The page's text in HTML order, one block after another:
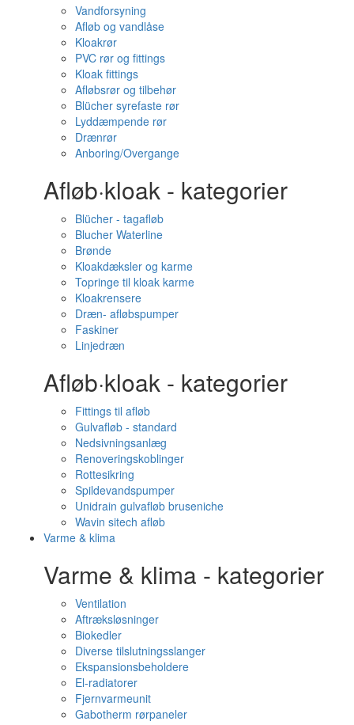
Vandforsyning
Afløb og vandlåse
Kloakrør
PVC rør og fittings
Kloak fittings
Afløbsrør og tilbehør
Blücher syrefaste rør
Lyddæmpende rør
Drænrør
Anboring/Overgange
Afløb·kloak - kategorier
Blücher - tagafløb
Blucher Waterline
Brønde
Kloakdæksler og karme
Topringe til kloak karme
Kloakrensere
Dræn- afløbspumper
Faskiner
Linjedræn
Afløb·kloak - kategorier
Fittings til afløb
Gulvafløb - standard
Nedsivningsanlæg
Renoveringskoblinger
Rottesikring
Spildevandspumper
Unidrain gulvafløb bruseniche
Wavin sitech afløb
Varme & klima
Varme & klima - kategorier
Ventilation
Aftræksløsninger
Biokedler
Diverse tilslutningsslanger
Ekspansionsbeholdere
El-radiatorer
Fjernvarmeunit
Gabotherm rørpaneler